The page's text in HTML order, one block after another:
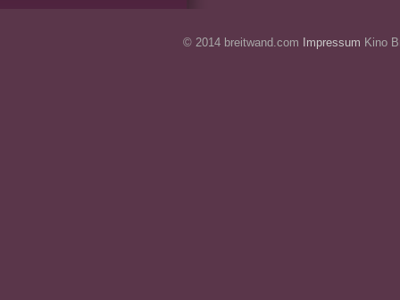
© 2014 breitwand.com Impressum Kino